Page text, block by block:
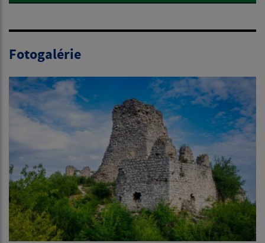
Fotogalérie